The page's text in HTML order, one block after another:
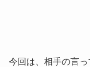
今回は、相手の言